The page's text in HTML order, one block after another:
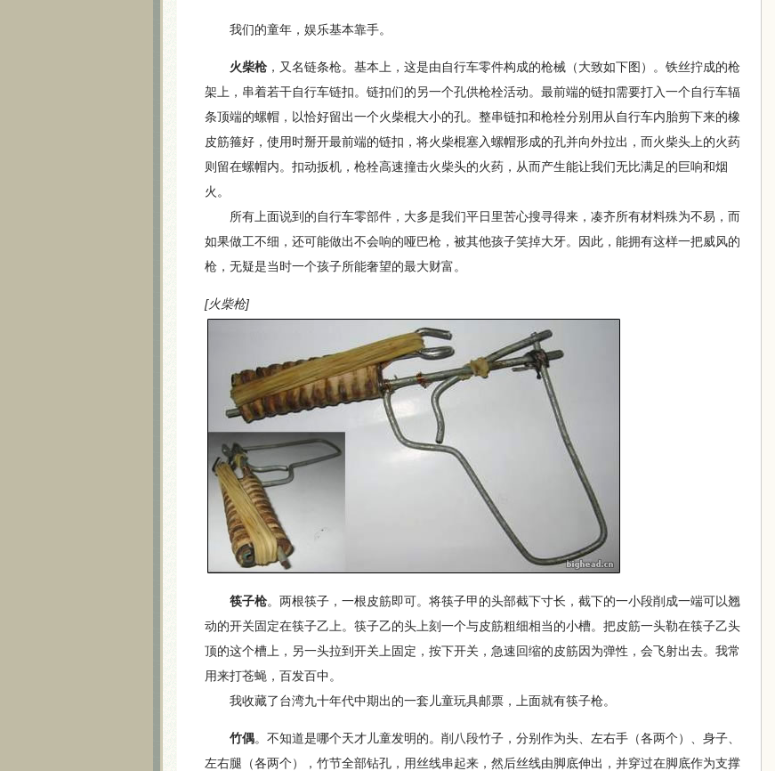
我们的童年，娱乐基本靠手。
火柴枪 ，又名链条枪。基本上，这是由自行车零件构成的枪械（大致如下图）。铁丝拧成的枪
架上，串着若干自行车链扣。链扣们的另一个孔供枪栓活动。最前端的链扣需要打入一个自行车辐
条顶端的螺帽，以恰好留出一个火柴棍大小的孔。整串链扣和枪栓分别用从自行车内胎剪下来的橡
皮筋箍好，使用时掰开最前端的链扣，将火柴棍塞入螺帽形成的孔并向外拉出，而火柴头上的火药
则留在螺帽内。扣动扳机，枪栓高速撞击火柴头的火药，从而产生能让我们无比满足的巨响和烟
火。
所有上面说到的自行车零部件，大多是我们平日里苦心搜寻得来，凑齐所有材料殊为不易，而
如果做工不细，还可能做出不会响的哑巴枪，被其他孩子笑掉大牙。因此，能拥有这样一把威风的
枪，无疑是当时一个孩子所能奢望的最大财富。
[火柴枪]
筷子枪。两根筷子，一根皮筋即可。将筷子甲的头部截下寸长，截下的一小段削成一端可以翘
动的开关固定在筷子乙上。筷子乙的头上刻一个与皮筋粗细相当的小槽。把皮筋一头勒在筷子乙头
顶的这个槽上，另一头拉到开关上固定，按下开关，急速回缩的皮筋因为弹性，会飞射出去。我常
用来打苍蝇，百发百中。
我收藏了台湾九十年代中期出的一套儿童玩具邮票，上面就有筷子枪。
竹偶。不知道是哪个天才儿童发明的。削八段竹子，分别作为头、左右手（各两个）、身子、
左右腿（各两个），竹节全部钻孔，用丝线串起来，然后丝线由脚底伸出，并穿过在脚底作为支撑